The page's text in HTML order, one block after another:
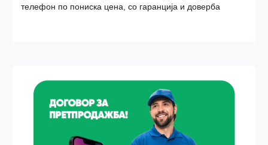
телефон по пониска цена, со гаранција и доверба